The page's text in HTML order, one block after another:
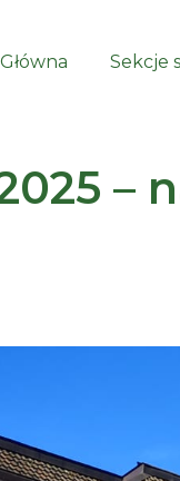
Sekcje
–